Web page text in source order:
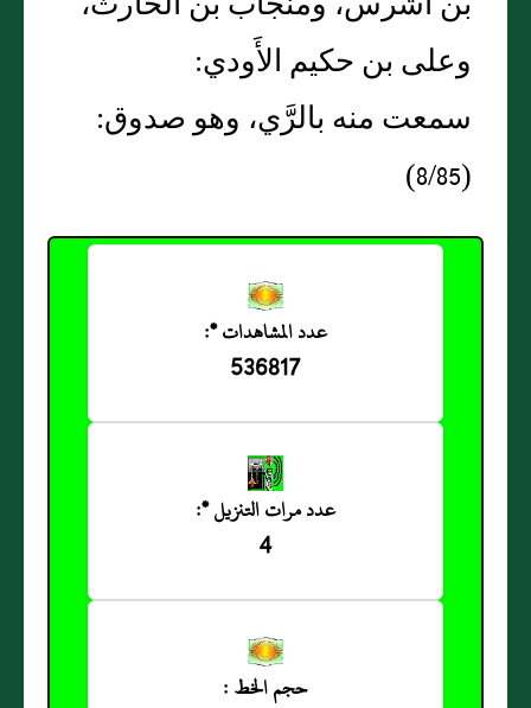
وعلى بن حكيم الأَودي:
سمعت منه بالرَّي، وهو صدوق:
(8/85)
عدد المشاهدات *:
536817
عدد مرات التنزيل *:
4
حجم الخط :